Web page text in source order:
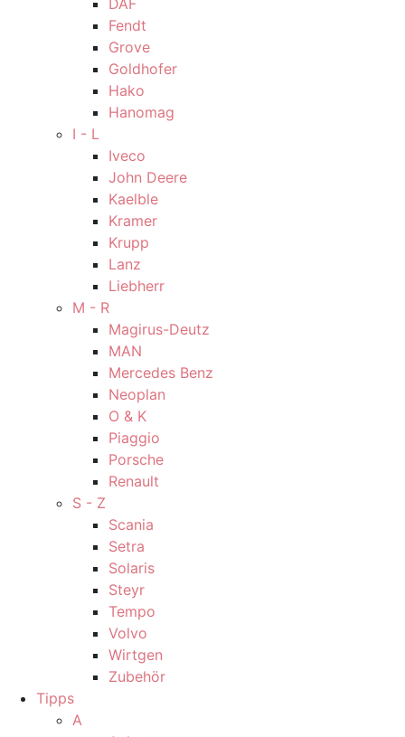
DAF
Fendt
Grove
Goldhofer
Hako
Hanomag
I - L
Iveco
John Deere
Kaelble
Kramer
Krupp
Lanz
Liebherr
M - R
Magirus-Deutz
MAN
Mercedes Benz
Neoplan
O & K
Piaggio
Porsche
Renault
S - Z
Scania
Setra
Solaris
Steyr
Tempo
Volvo
Wirtgen
Zubehör
Tipps
A